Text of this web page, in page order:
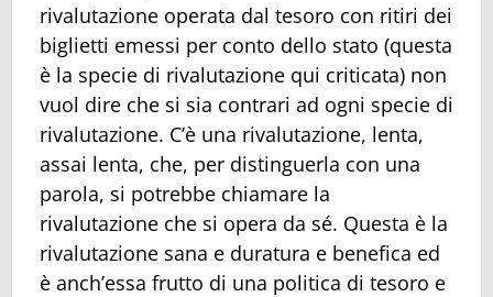
rivalutazione operata dal tesoro con ritiri dei
biglietti emessi per conto dello stato (questa
è la specie di rivalutazione qui criticata) non
vuol dire che si sia contrari ad ogni specie di
rivalutazione. C’è una rivalutazione, lenta,
assai lenta, che, per distinguerla con una
parola, si potrebbe chiamare la
rivalutazione che si opera da sé. Questa è la
rivalutazione sana e duratura e benefica ed
è anch’essa frutto di una politica di tesoro e